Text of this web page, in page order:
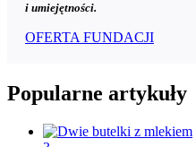
i umiejętności.
OFERTA FUNDACJI
Popularne artykuły